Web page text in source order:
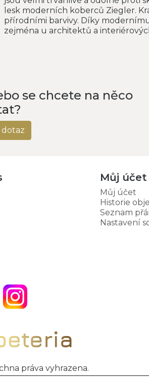
lesk moderních koberců Ziegler.
přírodními barvivy. Díky
zejména u architektů a
se chcete na něco
dotaz
Můj účet
Můj účet
Historie
Seznam
Nastavení
práva vyhrazena.